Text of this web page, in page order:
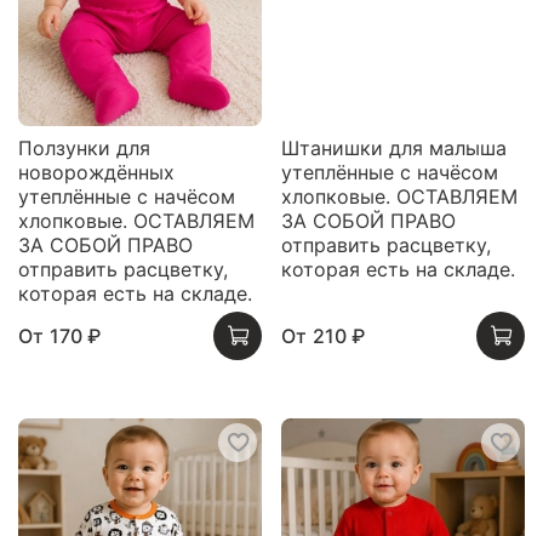
Ползунки для
новорождённых
утеплённые с начёсом
хлопковые. ОСТАВЛЯЕМ
ЗА СОБОЙ ПРАВО
отправить расцветку,
которая есть на складе.
От 170 ₽
Штанишки для малыша
утеплённые с начёсом
хлопковые. ОСТАВЛЯЕМ
ЗА СОБОЙ ПРАВО
отправить расцветку,
которая есть на складе.
От 210 ₽